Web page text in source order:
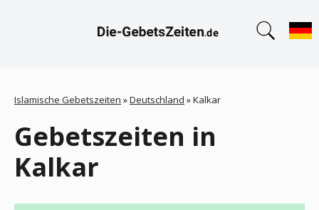
Islamische Gebetszeiten »Deutschland »Kalkar
Gebetszeiten in
Kalkar